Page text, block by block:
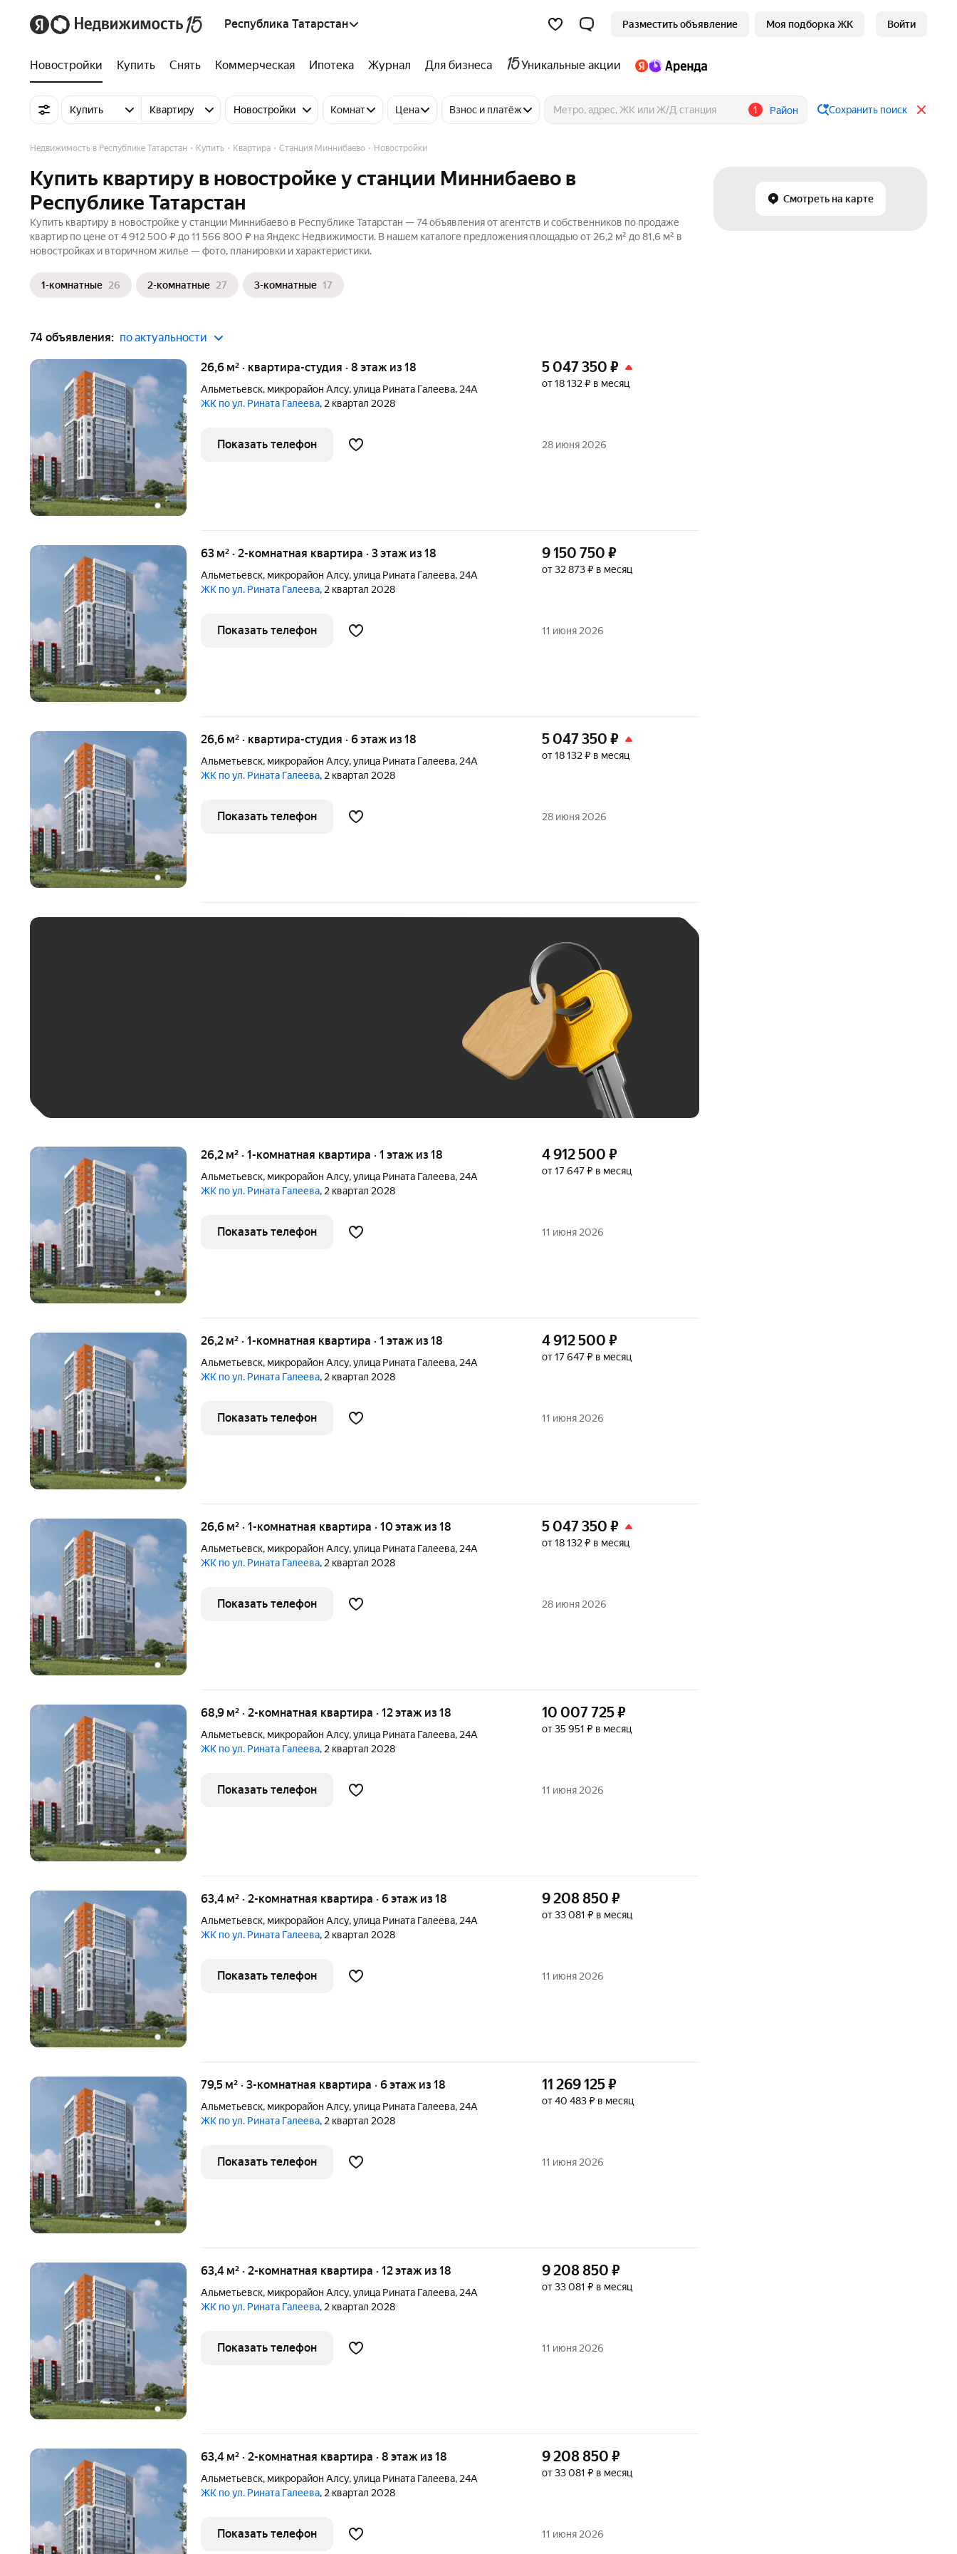
Республика Татарстан Разместить объявление Моя подборка ЖК Войти
Новостройки Купить Снять Коммерческая Ипотека Журнал Для бизнеса Уникальные акции
Купить Квартиру Новостройки Комнат Цена Взнос и платёж 1 Район Сохранить поиск
Смотреть на карте
Недвижимость в Республике Татарстан Купить Квартира Станция Миннибаево Новостройки
Купить квартиру в новостройке у станции Миннибаево в
Республике Татарстан
Купить квартиру в новостройке у станции Миннибаево в Республике Татарстан — 74 объявления от агентств и собственников по продаже
квартир по цене от 4 912 500 ₽ до 11 566 800 ₽ на Яндекс Недвижимости. В нашем каталоге предложения площадью от 26,2 м² до 81,6 м² в
новостройках и вторичном жилье — фото, планировки и характеристики.
1-комнатные 26 2-комнатные 27 3-комнатные 17
74 объявления: по актуальности
26,6 м² · квартира-студия · 8 этаж из 18
Альметьевск, микрорайон Алсу,улица Рината Галеева, 24А
ЖК по ул. Рината Галеева, 2 квартал 2028
5 047 350 ₽
от 18 132 ₽ в месяц
Показать телефон 28 июня 2026
63 м² · 2-комнатная квартира · 3 этаж из 18
Альметьевск, микрорайон Алсу,улица Рината Галеева, 24А
ЖК по ул. Рината Галеева, 2 квартал 2028
9 150 750 ₽
от 32 873 ₽ в месяц
Показать телефон 11 июня 2026
26,6 м² · квартира-студия · 6 этаж из 18
Альметьевск, микрорайон Алсу,улица Рината Галеева, 24А
ЖК по ул. Рината Галеева, 2 квартал 2028
5 047 350 ₽
от 18 132 ₽ в месяц
Показать телефон 28 июня 2026
26,2 м² · 1-комнатная квартира · 1 этаж из 18
Альметьевск, микрорайон Алсу,улица Рината Галеева, 24А
ЖК по ул. Рината Галеева, 2 квартал 2028
4 912 500 ₽
от 17 647 ₽ в месяц
Показать телефон 11 июня 2026
26,2 м² · 1-комнатная квартира · 1 этаж из 18
Альметьевск, микрорайон Алсу,улица Рината Галеева, 24А
ЖК по ул. Рината Галеева, 2 квартал 2028
4 912 500 ₽
от 17 647 ₽ в месяц
Показать телефон 11 июня 2026
26,6 м² · 1-комнатная квартира · 10 этаж из 18
Альметьевск, микрорайон Алсу,улица Рината Галеева, 24А
ЖК по ул. Рината Галеева, 2 квартал 2028
5 047 350 ₽
от 18 132 ₽ в месяц
Показать телефон 28 июня 2026
68,9 м² · 2-комнатная квартира · 12 этаж из 18
Альметьевск, микрорайон Алсу,улица Рината Галеева, 24А
ЖК по ул. Рината Галеева, 2 квартал 2028
10 007 725₽
от 35 951 ₽ в месяц
Показать телефон 11 июня 2026
63,4 м² · 2-комнатная квартира · 6 этаж из 18
Альметьевск, микрорайон Алсу,улица Рината Галеева, 24А
ЖК по ул. Рината Галеева, 2 квартал 2028
9 208 850 ₽
от 33 081 ₽ в месяц
Показать телефон 11 июня 2026
79,5 м² · 3-комнатная квартира · 6 этаж из 18
Альметьевск, микрорайон Алсу,улица Рината Галеева, 24А
ЖК по ул. Рината Галеева, 2 квартал 2028
11 269 125₽
от 40 483 ₽ в месяц
Показать телефон 11 июня 2026
63,4 м² · 2-комнатная квартира · 12 этаж из 18
Альметьевск, микрорайон Алсу,улица Рината Галеева, 24А
ЖК по ул. Рината Галеева, 2 квартал 2028
9 208 850 ₽
от 33 081 ₽ в месяц
Показать телефон 11 июня 2026
63,4 м² · 2-комнатная квартира · 8 этаж из 18
Альметьевск, микрорайон Алсу,улица Рината Галеева, 24А
ЖК по ул. Рината Галеева, 2 квартал 2028
9 208 850 ₽
от 33 081 ₽ в месяц
Показать телефон 11 июня 2026